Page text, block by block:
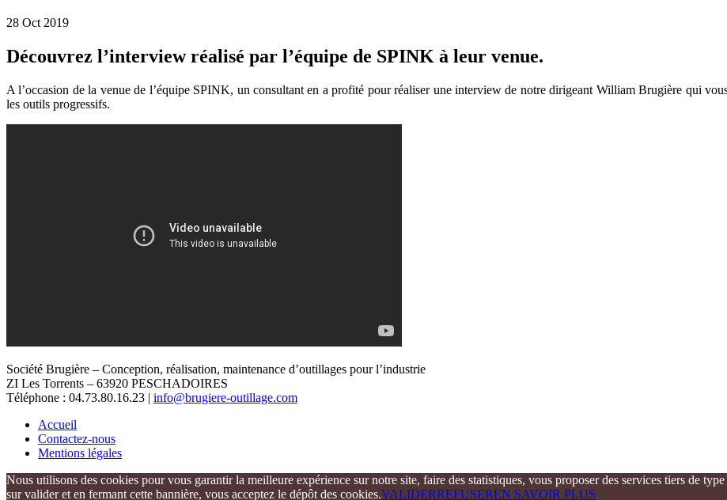
28 Oct 2019
Découvrez l’interview réalisé par l’équipe de SPINK à leur venue.
A l’occasion de la venue de l’équipe SPINK, un consultant en a profité pour réaliser une interview de notre dirigeant William Brugière qui
les outils progressifs.
Société Brugière – Conception, réalisation, maintenance d’outillages pour l’industrie
ZI Les Torrents – 63920 PESCHADOIRES
Téléphone : 04.73.80.16.23 | info@brugiere-outillage.com
Accueil
Contactez-nous
Mentions légales
Nous utilisons des cookies pour vous garantir la meilleure expérience sur notre site, faire des statistiques, vous proposer des services tiers de
sur valider et en fermant cette bannière, vous acceptez le dépôt des cookies.VALIDERREFUSEREN SAVOIR PLUS